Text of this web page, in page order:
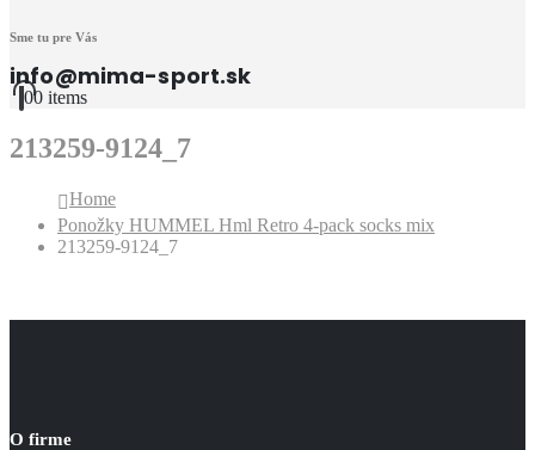
Sme tu pre Vás
info@mima-sport.sk
00 items
213259-9124_7
Home
Ponožky HUMMEL Hml Retro 4-pack socks mix
213259-9124_7
O firme